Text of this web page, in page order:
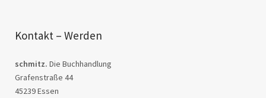
Kontakt – Werden
schmitz. Die Buchhandlung
Grafenstraße 44
45239 Essen